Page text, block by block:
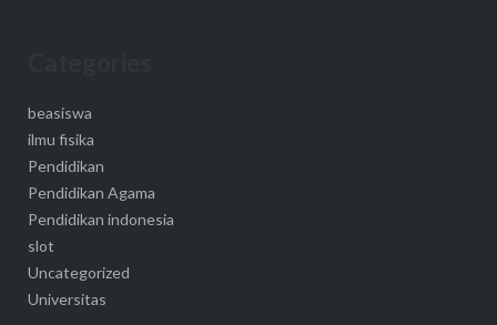
beasiswa
ilmu fisika
Pendidikan
Pendidikan Agama
Pendidikan indonesia
slot
Uncategorized
Universitas